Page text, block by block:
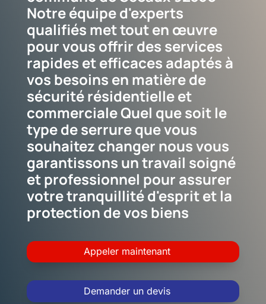
Notre équipe d'experts
qualifiés met tout en œuvre
pour vous offrir des services
rapides et efficaces adaptés à
vos besoins en matière de
sécurité résidentielle et
commerciale Quel que soit le
type de serrure que vous
souhaitez changer nous vous
garantissons un travail soigné
et professionnel pour assurer
votre tranquillité d'esprit et la
protection de vos biens
Appeler maintenant
Demander un devis